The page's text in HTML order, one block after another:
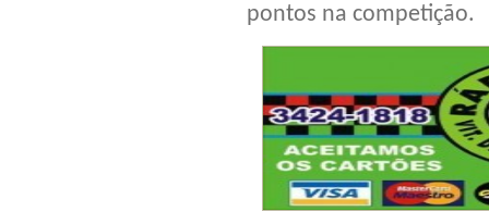
pontos na competição.